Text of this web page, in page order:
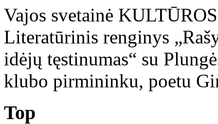
Vajos svetainė
Literatūrinis renginys
idėjų tęstinumas“ su
klubo pirmininku, poetu
Top